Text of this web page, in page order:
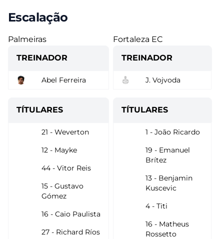
Escalação
Palmeiras
TREINADOR
Abel Ferreira
TÍTULARES
21 - Weverton
12 - Mayke
44 - Vitor Reis
15 - Gustavo
Gómez
16 - Caio Paulista
27 - Richard Ríos
Fortaleza EC
TREINADOR
J. Vojvoda
TÍTULARES
1 - João Ricardo
19 - Emanuel
Brítez
13 - Benjamin
Kuscevic
4 - Titi
16 - Matheus
Rossetto